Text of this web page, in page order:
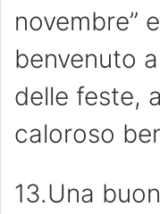
novembre”
benvenuto
delle feste,
caloroso
13.Una